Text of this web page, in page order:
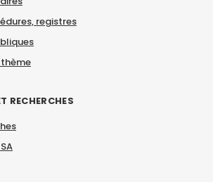
registres
RECHERCHES